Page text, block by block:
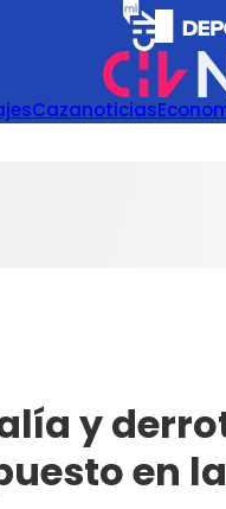
Cazanoticias
y
en